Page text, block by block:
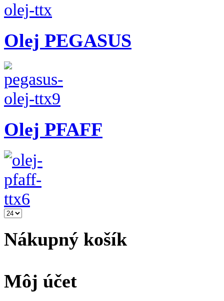
Olej PEGASUS
Olej PFAFF
Nákupný košík
Môj účet